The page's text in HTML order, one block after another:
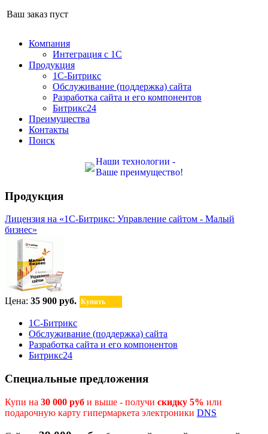
Ваш заказ пуст
Компания
Интеграция с 1С
Продукция
1С-Битрикс
Обслуживание (поддержка) сайта
Разработка сайта и его компонентов
Битрикс24
Преимущества
Контакты
Поиск
Наши технологии -
Ваше преимущество!
Продукция
Лицензия на «1С-Битрикс: Управление сайтом - Малый
бизнес»
Цена: 35 900 руб. Купить
1С-Битрикс
Обслуживание (поддержка) сайта
Разработка сайта и его компонентов
Битрикс24
Специальные предложения
Купи на 30 000 руб и выше - получи скидку 5% или
подарочную карту гипермаркета электроники DNS